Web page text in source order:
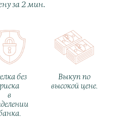
за 2 мин.
без
риска
в
Выкуп по
высокой цене.